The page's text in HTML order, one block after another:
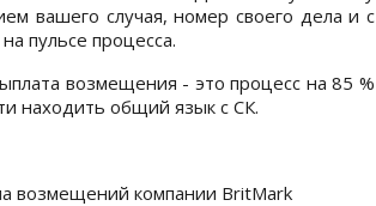
вашего случая, номер своего дела и с
пульсе процесса.
возмещения - это процесс на 85 %
находить общий язык с СК.
возмещений компании BritMark